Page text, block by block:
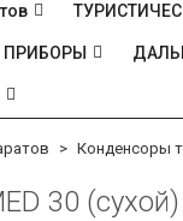
Конденсоры
30 (сухой)